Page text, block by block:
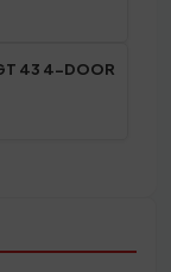
43 4-DOOR